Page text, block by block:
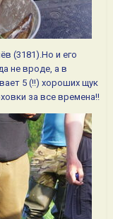
(3181).Но и его
не вроде, а в
5 (!!) хороших щук
за все времена!!